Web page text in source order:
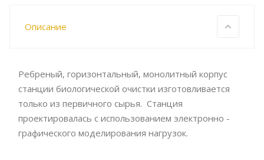
Описание
Ребреный, горизонтальный, монолитный корпус
станции биологической очистки изготовливается
только из первичного сырья. Станция
проектировалась с использованием электронно -
графического моделирования нагрузок.